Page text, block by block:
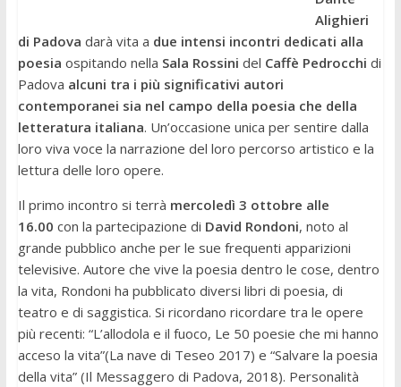
Alighieri
di Padova darà vita a due intensi incontri dedicati alla
poesia ospitando nella Sala Rossini del Caffè Pedrocchi di
Padova alcuni tra i più significativi autori
contemporanei sia nel campo della poesia che della
letteratura italiana. Un’occasione unica per sentire dalla
loro viva voce la narrazione del loro percorso artistico e la
lettura delle loro opere.
Il primo incontro si terrà mercoledì 3 ottobre alle
16.00 con la partecipazione di David Rondoni, noto al
grande pubblico anche per le sue frequenti apparizioni
televisive. Autore che vive la poesia dentro le cose, dentro
la vita, Rondoni ha pubblicato diversi libri di poesia, di
teatro e di saggistica. Si ricordano ricordare tra le opere
più recenti: “L’allodola e il fuoco, Le 50 poesie che mi hanno
acceso la vita”(La nave di Teseo 2017) e “Salvare la poesia
della vita” (Il Messaggero di Padova, 2018). Personalità